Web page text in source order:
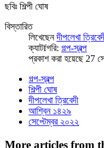
ছবিঃ শিল্পী ঘোষ
বিস্তারিত
লিখেছেনদীপলেখা
ক্যাটfগরি: গল্প-স্বল্প
প্রকাশ করা হয়েছে 27
গল্প-স্বল্প
শিল্পী ঘোষ
দীপলেখা ত্রিবেদী
আশ্বিন ১৪২৯
সেপ্টেম্বর ২০২২
More articles from